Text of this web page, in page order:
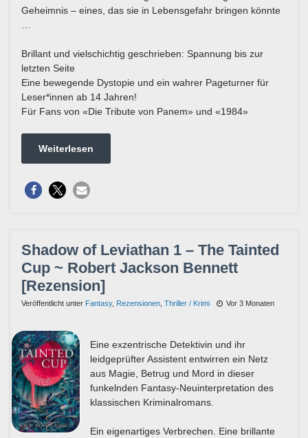
Geheimnis – eines, das sie in Lebensgefahr bringen könnte
Brillant und vielschichtig geschrieben: Spannung bis zur
letzten Seite
Eine bewegende Dystopie und ein wahrer Pageturner für
Leser*innen ab 14 Jahren!
Für Fans von «Die Tribute von Panem» und «1984»
Weiterlesen
Shadow of Leviathan 1 – The Tainted
Cup ~ Robert Jackson Bennett
[Rezension]
Veröffentlicht unter Fantasy, Rezensionen Thriller / Krimi Vor 3 Monaten
Eine exzentrische Detektivin und ihr
leidgeprüfter Assistent entwirren ein Netz
aus Magie, Betrug und Mord in dieser
funkelnden Fantasy-Neuinterpretation des
klassischen Kriminalromans.
Ein eigenartiges Verbrechen. Eine brillante